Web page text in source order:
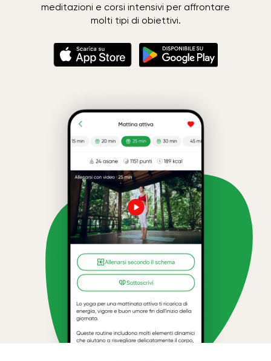
meditazioni e corsi intensivi per affrontare
molti tipi di obiettivi.